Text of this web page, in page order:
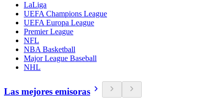
LaLiga
UEFA Champions League
UEFA Europa League
Premier League
NFL
NBA Basketball
Major League Baseball
NHL
Las mejores emisoras